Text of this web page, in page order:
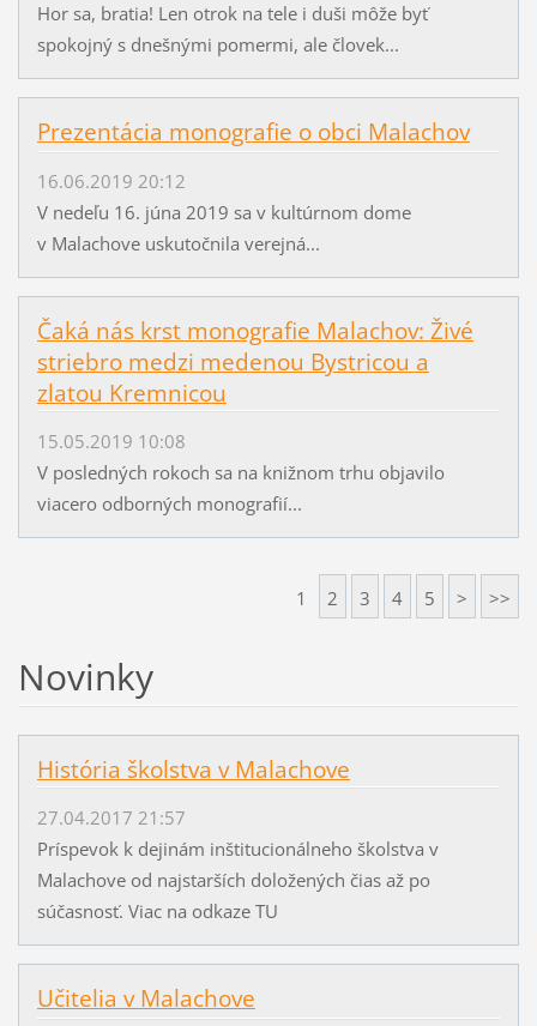
Hor sa, bratia! Len otrok na tele i duši môže byť
spokojný s dnešnými pomermi, ale človek...
Prezentácia monografie o obci Malachov
16.06.2019 20:12
V nedeľu 16. júna 2019 sa v kultúrnom dome
v Malachove uskutočnila verejná...
Čaká nás krst monografie Malachov: Živé
striebro medzi medenou Bystricou a
zlatou Kremnicou
15.05.2019 10:08
V posledných rokoch sa na knižnom trhu objavilo
viacero odborných monografií...
1 2 3 4 5 > >>
Novinky
História školstva v Malachove
27.04.2017 21:57
Príspevok k dejinám inštitucionálneho školstva v
Malachove od najstarších doložených čias až po
súčasnosť. Viac na odkaze TU
Učitelia v Malachove